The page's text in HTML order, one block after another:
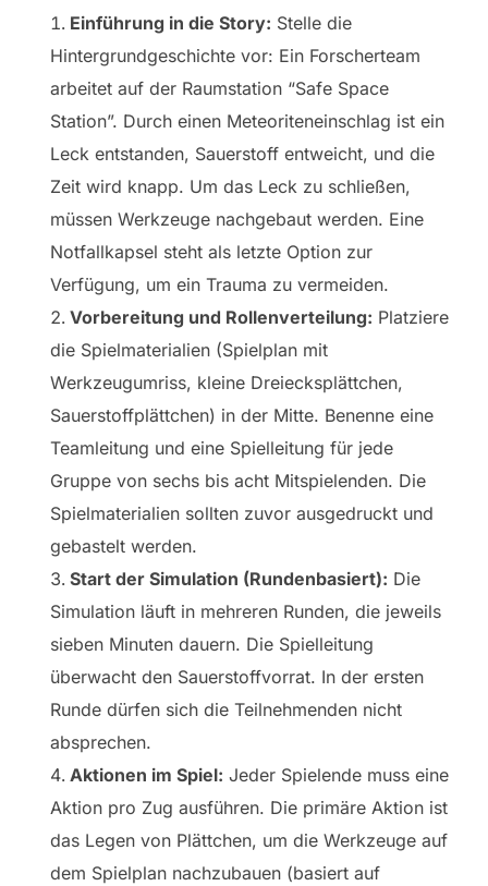
Einführung in die Story: Stelle die
Hintergrundgeschichte vor: Ein Forscherteam
arbeitet auf der Raumstation “Safe Space
Station”. Durch einen Meteoriteneinschlag ist ein
Leck entstanden, Sauerstoff entweicht, und die
Zeit wird knapp. Um das Leck zu schließen,
müssen Werkzeuge nachgebaut werden. Eine
Notfallkapsel steht als letzte Option zur
Verfügung, um ein Trauma zu vermeiden.
Vorbereitung und Rollenverteilung: Platziere
die Spielmaterialien (Spielplan mit
Werkzeugumriss, kleine Dreiecksplättchen,
Sauerstoffplättchen) in der Mitte. Benenne eine
Teamleitung und eine Spielleitung für jede
Gruppe von sechs bis acht Mitspielenden. Die
Spielmaterialien sollten zuvor ausgedruckt und
gebastelt werden.
Start der Simulation (Rundenbasiert): Die
Simulation läuft in mehreren Runden, die jeweils
sieben Minuten dauern. Die Spielleitung
überwacht den Sauerstoffvorrat. In der ersten
Runde dürfen sich die Teilnehmenden nicht
absprechen.
Aktionen im Spiel: Jeder Spielende muss eine
Aktion pro Zug ausführen. Die primäre Aktion ist
das Legen von Plättchen, um die Werkzeuge auf
dem Spielplan nachzubauen (basiert auf